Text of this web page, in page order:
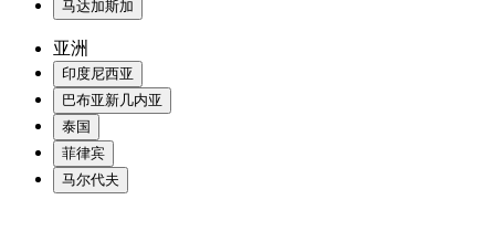
马达加斯加
亚洲
印度尼西亚
巴布亚新几内亚
泰国
菲律宾
马尔代夫